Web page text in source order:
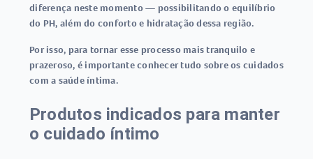
diferença neste momento — possibilitando o equilíbrio
do PH, além do conforto e hidratação dessa região.
Por isso, para tornar esse processo mais tranquilo e
prazeroso, é importante conhecer tudo sobre os cuidados
com a saúde íntima.
Produtos indicados para manter
o cuidado íntimo